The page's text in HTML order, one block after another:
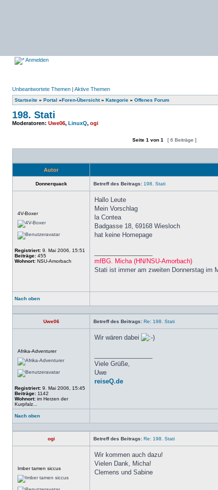
Anmelden
Unbeantwortete Themen | Aktive Themen
Startseite » Portal »Foren-Übersicht» Kategorie » Offenes Forum
198. Stati
Moderatoren: Uwe06, LinuxQ, ogi
Ein neues Thema erstellenAuf das Thema antworten
Seite 1 von 1 [ 6 Beiträge ]
Autor
Donnerquack Betreff des Beitrags: 198. Stati
4V-Boxer
Registriert: 9. Mai 2006, 15:51
Beiträge: 455
Wohnort: NSU-Amorbach
Hallo Leute
Mein Vorschlag
la Contea
Badgasse 18, 69168 Wiesloch
hat keine Homepage
mfBG. Micha (HN/NSU-Amorbach)
Stati ist immer am zweiten Donnerstag im
Nach oben
Profil
Uwe06 Betreff des Beitrags: Re: 198. Stati
Afrika-Adventurer
Registriert: 9. Mai 2006, 15:45
Beiträge: 1142
Wohnort: im Herzen der
Kurpfalz...
Wir wären dabei
Viele Grüße,
Uwe
reiseQ.de
Nach oben
Profil
ogi Betreff des Beitrags: Re: 198. Stati
Imber tamen siccus
Wir kommen auch dazu!
Vielen Dank, Micha!
Clemens und Sabine